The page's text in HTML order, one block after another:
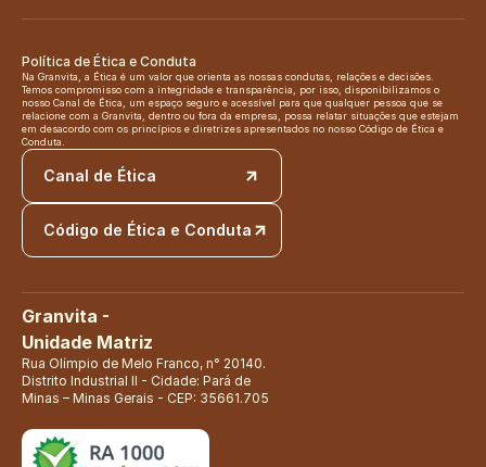
Política de Ética e Conduta
Na Granvita, a Ética é um valor que orienta as nossas condutas, relações e decisões.
Temos compromisso com a integridade e transparência, por isso, disponibilizamos o
nosso Canal de Ética, um espaço seguro e acessível para que qualquer pessoa que se
relacione com a Granvita, dentro ou fora da empresa, possa relatar situações que estejam
em desacordo com os princípios e diretrizes apresentados no nosso Código de Ética e
Conduta.
Canal de Ética
Código de Ética e Conduta
Granvita -
Unidade Matriz
Rua Olímpio de Melo Franco, n° 20140.
Distrito Industrial II - Cidade: Pará de
Minas – Minas Gerais - CEP: 35661.705